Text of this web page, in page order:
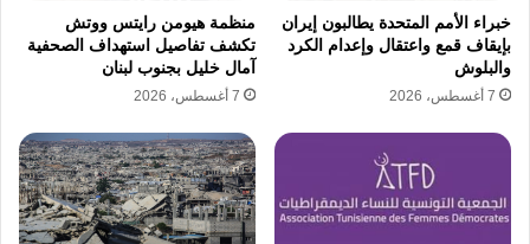
الإنسانية بعد أن ضاقت السبل بالمواطنين نتيجة
التضييق المستمر من قبل محتسبي وزارة الأمر
بالمعروف والنهي عن المنكر الذين كثفوا من
تواجدهم في الشوارع لفرض سياسات الحركة
الأمنية المتشددة تجاه النساء والفتيات في مختلف
أرجاء ولاية هرات.
خبراء الأمم المتحدة يطالبون إيران
بإيقاف قمع واعتقال وإعدام الكرد
والبلوش
7 أغسطس، 2026
منظمة هيومن رايتس ووتش
تكشف تفاصيل استهداف الصحفية
آمال خليل بجنوب لبنان
7 أغسطس، 2026